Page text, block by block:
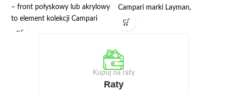
– front połyskowy lub akrylowy
to element kolekcji Campari
marki Layman, przeznaczony do
82/87 cm. W danych produktu
Campari marki Layman,
przeznaczony do modułowej
zabudowy kuchni. Najważniejsze
wysokość 82/87 cm. W danych
produktu wskazano: płyta
laminowana, front akrylowy.
Mała szafka dolna D4 jest
Kupuj na raty
Raty